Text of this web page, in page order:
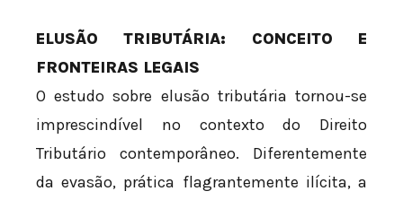
ELUSÃO TRIBUTÁRIA: CONCEITO E
FRONTEIRAS LEGAIS
O estudo sobre elusão tributária tornou-se
imprescindível no contexto do Direito
Tributário contemporâneo. Diferentemente
da evasão, prática flagrantemente ilícita, a